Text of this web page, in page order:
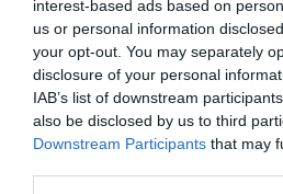
interest-based ads based on
us or personal information
your opt-out. You may separately
disclosure of your personal
IAB’s list of downstream
also be disclosed by us to third
Downstream Participants that may
Εξωστρέφειας, Διά Βίου
Φοιτητικής Μέριμνας,
Μιχαηλίδης. Τα
παρουσίασε ο
Palmos Analysis